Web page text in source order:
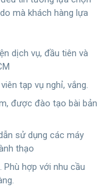
mà khách hàng lựa
dịch vụ, đầu tiên và
tạp vụ nghỉ, vắng.
được đào tạo bài bản
sử dụng các máy
thạo
Phù hợp với nhu cầu